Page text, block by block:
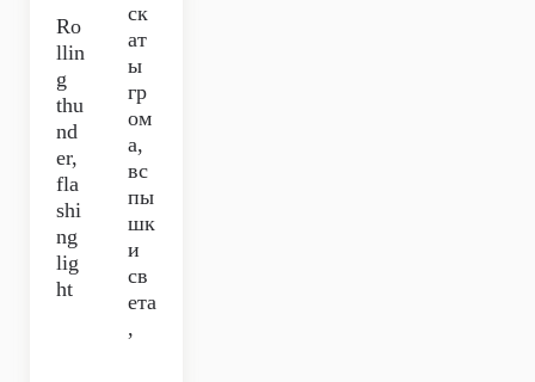
Ro
llin
g
thu
nd
er,
fla
shi
ng
lig
ht
ск
ат
ы
гр
ом
а,
вс
пы
шк
и
св
ета
,